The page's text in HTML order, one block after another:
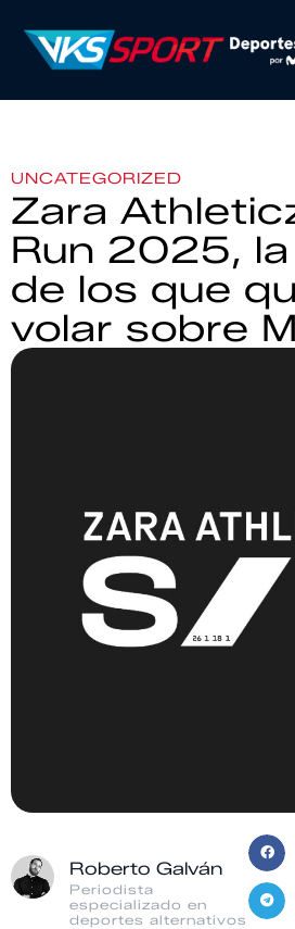
UNCATEGORIZED
Zara
Run 2025,
de los que
volar sobre
Roberto Galván
Periodista
especializado en
deportes alternativos